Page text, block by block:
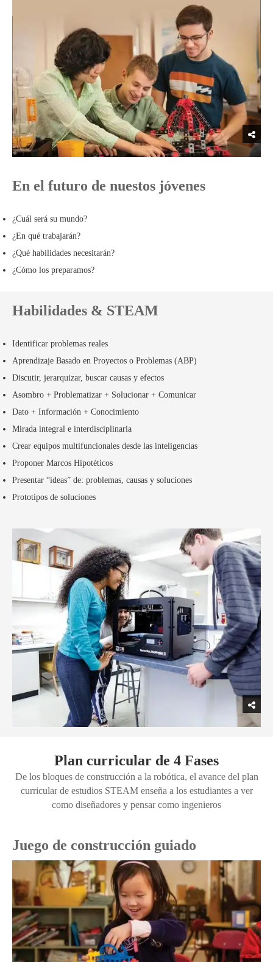
En el futuro de nuestos jóvenes
¿Cuál será su mundo?
¿En qué trabajarán?
¿Qué habilidades necesitarán?
¿Cómo los preparamos?
Habilidades & STEAM
Identificar problemas reales
Aprendizaje Basado en Proyectos o Problemas (ABP)
Discutir, jerarquizar, buscar causas y efectos
Asombro + Problematizar + Solucionar + Comunicar
Dato + Información + Conocimiento
Mirada integral e interdisciplinaria
Crear equipos multifuncionales desde las inteligencias
Proponer Marcos Hipotéticos
Presentar “ideas” de: problemas, causas y soluciones
Prototipos de soluciones
Plan curricular de 4 Fases
De los bloques de construcción a la robótica, el avance del plan
curricular de estudios STEAM enseña a los estudiantes a ver
como diseñadores y pensar como ingenieros
Juego de construcción guiado